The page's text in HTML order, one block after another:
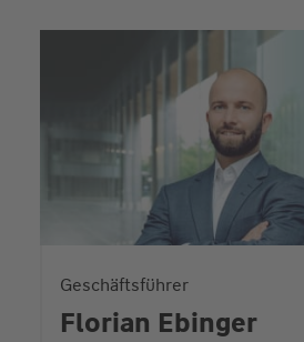
Geschäftsführer
Florian Ebinger